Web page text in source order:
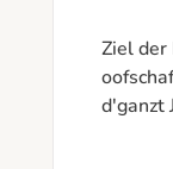
Ziel